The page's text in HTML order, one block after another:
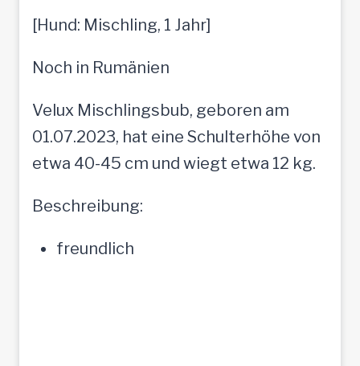
[Hund: Mischling, 1 Jahr]
Noch in Rumänien
Velux Mischlingsbub, geboren am
01.07.2023, hat eine Schulterhöhe von
etwa 40-45 cm und wiegt etwa 12 kg.
Beschreibung:
freundlich